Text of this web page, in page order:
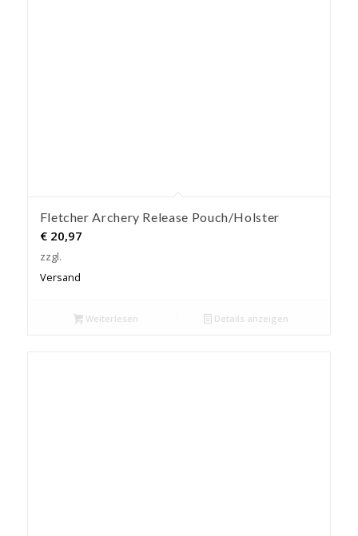
Fletcher Archery Release Pouch/Holster
€20,97
zzgl.
Versand
Weiterlesen Details anzeigen